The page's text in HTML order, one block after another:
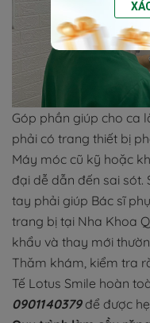
Góp phần giúp cho ca
phải có trang thiết bị
Máy móc cũ kỹ hoặc
đại dễ dẫn đến sai sót.
tay phải giúp Bác sĩ
trang bị tại Nha Khoa
khẩu và thay mới
Thăm khám, kiểm tra
Tế Lotus Smile hoàn
0901140379để được